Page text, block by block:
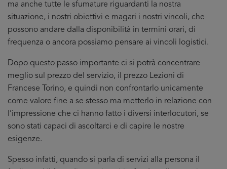
ma anche tutte le sfumature riguardanti la nostra
situazione, i nostri obiettivi e magari i nostri vincoli, che
possono andare dalla disponibilità in termini orari, di
frequenza o ancora possiamo pensare ai vincoli logistici.
Dopo questo passo importante ci si potrà concentrare
meglio sul prezzo del servizio, il prezzo Lezioni di
Francese Torino, e quindi non confrontarlo unicamente
come valore fine a se stesso ma metterlo in relazione con
l’impressione che ci hanno fatto i diversi interlocutori, se
sono stati capaci di ascoltarci e di capire le nostre
esigenze.
Spesso infatti, quando si parla di servizi alla persona il